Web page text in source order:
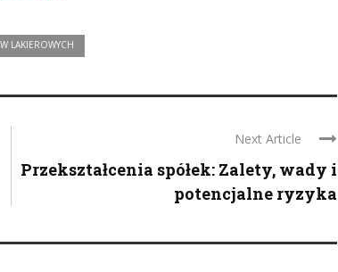
LAKIEROWYCH
Next Article
Przekształcenia spółek: Zalety, wady i
potencjalne ryzyka